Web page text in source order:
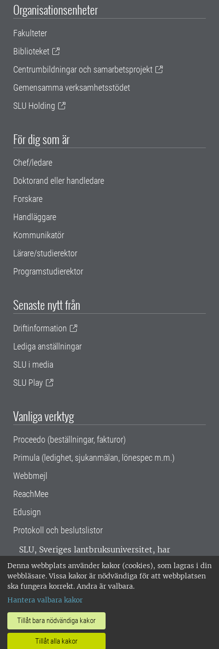
Denna webbplats använder kakor (cookies), som lagras i din
webbläsare. Vissa kakor är nödvändiga för att webbplatsen
ska fungera korrekt. Andra är valbara.
Hantera valbara kakor
Tillåt bara nödvändiga kakor
Tillåt alla kakor
Organisationsenheter
Fakulteter
Biblioteket
Centrumbildningar och samarbetsprojekt
Gemensamma verksamhetsstödet
SLU Holding
För dig som är
Chef/ledare
Doktorand eller handledare
Forskare
Handläggare
Kommunikatör
Lärare/studierektor
Programstudierektor
Senaste nytt från
Driftinformation
Lediga anställningar
SLU i media
SLU Play
Vanliga verktyg
Proceedo (beställningar, fakturor)
Primula (ledighet, sjukanmälan, lönespec m.m.)
Webbmejl
ReachMee
Edusign
Protokoll och beslutslistor
SLU, Sveriges lantbruksuniversitet, har
verksamhet över hela Sverige. Huvudorter är
Alnarp, Uppsala och Umeå.SLU är
miljöcertifierat enligt ISO 14001. •
018-67 10 00 • Org nr: 202100-2817 •
Om SLU:s webbplatser
•Hantera kakor•Behandling av
personuppgifter